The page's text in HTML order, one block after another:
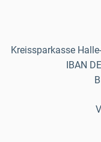
Kreissparkasse
IBAN